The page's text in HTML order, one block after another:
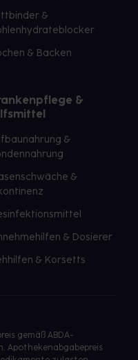
&
& Backen
&
&
&
& Dosierer
& Korsetts
gemäß ABDA-
Apothekenabgabepreis